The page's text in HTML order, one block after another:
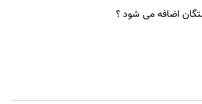
اضافه می شود ؟